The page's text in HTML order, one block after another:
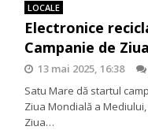
LOCALE
Electronice
Campanie de
13 mai 2025, 16:38
Satu Mare dă startul
Ziua Mondială a
Ziua…